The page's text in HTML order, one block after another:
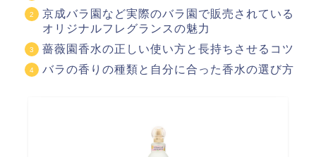
京成バラ園など実際のバラ園で販売されている
オリジナルフレグランスの魅力
薔薇園香水の正しい使い方と長持ちさせるコツ
バラの香りの種類と自分に合った香水の選び方